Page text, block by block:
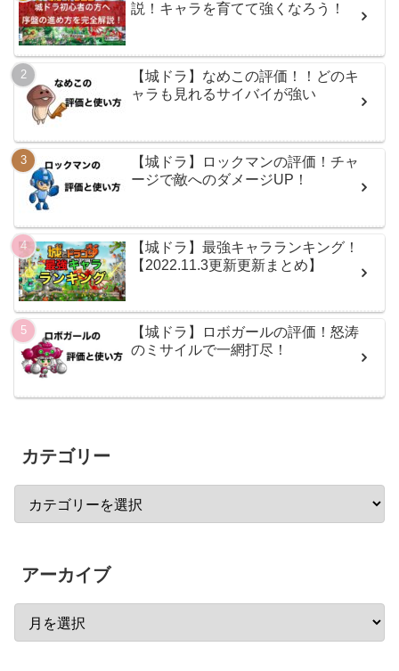
説！キャラを育てて強くなろう！
【城ドラ】なめこの評価！！どのキ
ャラも見れるサイバイが強い
【城ドラ】ロックマンの評価！チャ
ージで敵へのダメージUP！
【城ドラ】最強キャラランキング！
【2022.11.3更新更新まとめ】
【城ドラ】ロボガールの評価！怒涛
のミサイルで一網打尽！
カテゴリー
アーカイブ